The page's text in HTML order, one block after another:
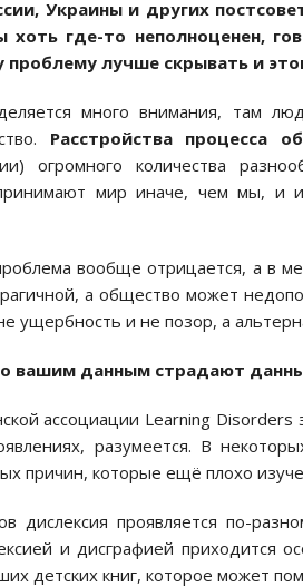
Украины и других
хоть где-то неполноценен,
лучше скрывать и
много внимания, там
Расстройства процесса
огромного количества
мир иначе, чем мы, и
вообще отрицается, а в
а общество может
ущербность и не позор, а
вашим данным страдают
ассоциации Learning
разумеется. В
причин, которые ещё плохо
дислексия проявляется по-
и дисграфией приходится
детских книг, которое может